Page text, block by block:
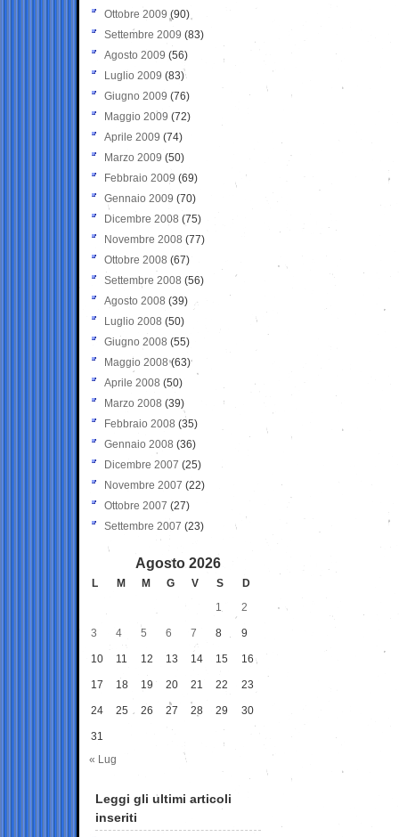
Ottobre 2009 (90)
Settembre 2009 (83)
Agosto 2009 (56)
Luglio 2009 (83)
Giugno 2009 (76)
Maggio 2009 (72)
Aprile 2009 (74)
Marzo 2009 (50)
Febbraio 2009 (69)
Gennaio 2009 (70)
Dicembre 2008 (75)
Novembre 2008 (77)
Ottobre 2008 (67)
Settembre 2008 (56)
Agosto 2008 (39)
Luglio 2008 (50)
Giugno 2008 (55)
Maggio 2008(63)
Aprile 2008 (50)
Marzo 2008 (39)
Febbraio 2008 (35)
Gennaio 2008 (36)
Dicembre 2007 (25)
Novembre 2007 (22)
Ottobre 2007 (27)
Settembre 2007 (23)
Agosto 2026
L M M G V S
D
1
2
3 4 5 6 7 8 9
10 11 12 13 14 15 16
17 18 19 20 21 22 23
24 25 26 27 28 29 30
31
« Lug
Leggi gli ultimi articoli
inseriti